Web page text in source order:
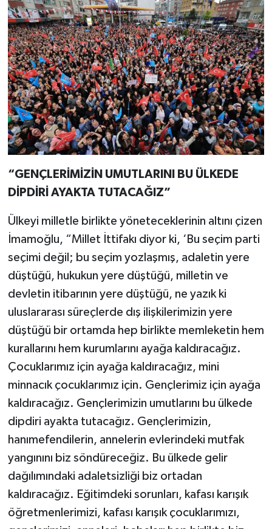
“GENÇLERİMİZİN UMUTLARINI BU ÜLKEDE
DİPDİRİ AYAKTA TUTACAĞIZ”
Ülkeyi milletle birlikte yöneteceklerinin altını çizen
İmamoğlu, “Millet İttifakı diyor ki, ‘Bu seçim parti
seçimi değil; bu seçim yozlaşmış, adaletin yere
düştüğü, hukukun yere düştüğü, milletin ve
devletin itibarının yere düştüğü, ne yazık ki
uluslararası süreçlerde dış ilişkilerimizin yere
düştüğü bir ortamda hep birlikte memleketin hem
kurallarını hem kurumlarını ayağa kaldıracağız.
Çocuklarımız için ayağa kaldıracağız, mini
minnacık çocuklarımız için. Gençlerimiz için ayağa
kaldıracağız. Gençlerimizin umutlarını bu ülkede
dipdiri ayakta tutacağız. Gençlerimizin,
hanımefendilerin, annelerin evlerindeki mutfak
yangınını biz söndüreceğiz. Bu ülkede gelir
dağılımındaki adaletsizliği biz ortadan
kaldıracağız. Eğitimdeki sorunları, kafası karışık
öğretmenlerimizi, kafası karışık çocuklarımızı,